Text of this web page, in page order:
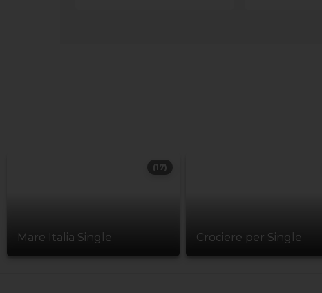
Mare Italia Single
(17)
Crociere per Single